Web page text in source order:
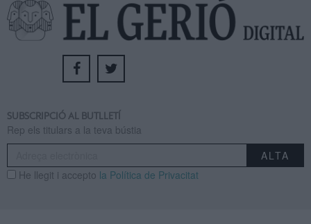
SUBSCRIPCIÓ AL BUTLLETÍ
Rep els titulars a la teva bústia
He llegit i accepto la Política de Privacitat